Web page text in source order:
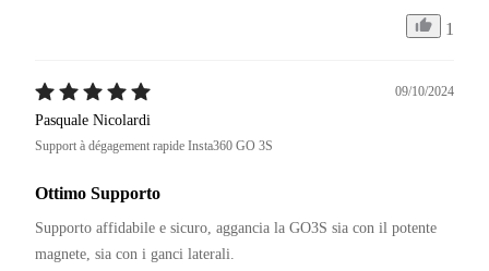
1
09/10/2024
Pasquale Nicolardi
Support à dégagement rapide Insta360 GO 3S
Ottimo Supporto
Supporto affidabile e sicuro, aggancia la GO3S sia con il potente
magnete, sia con i ganci laterali.